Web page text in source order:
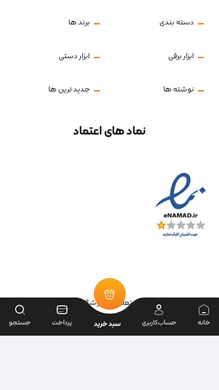
دسته بندی برند ها
ابزار برقی ابزار دستی
نوشته ها جدید ترین ها
نماد های اعتماد
تمامی حقوق سایت متعلق به فروشگاه سرای ابزار می‌باشد.
| طراحی سایت ویراک |
خانه حساب‌کاربری سبد خرید پرداخت جستجو